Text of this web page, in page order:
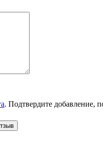
. Подтвердите добавление,